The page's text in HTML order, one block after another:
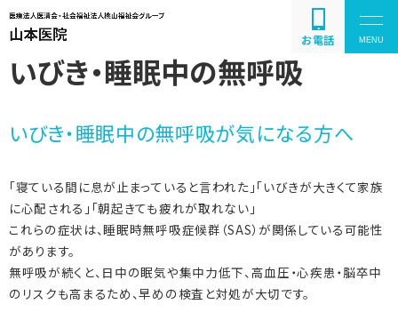
お電話
疾患の紹介と解説
お問い合わせ
いびき・睡眠中の無呼吸
いびき・睡眠中の無呼吸が気になる方へ
「寝ている間に息が止まっていると言われた」「いびきが大きくて家族
に心配される」「朝起きても疲れが取れない」
これらの症状は、睡眠時無呼吸症候群（SAS）が関係している可能性
があります。
無呼吸が続くと、日中の眠気や集中力低下、高血圧・心疾患・脳卒中
のリスクも高まるため、早めの検査と対処が大切です。